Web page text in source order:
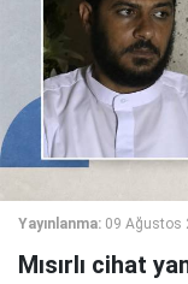
Yayınlanma: 09 Ağustos
Mısırlı cihat